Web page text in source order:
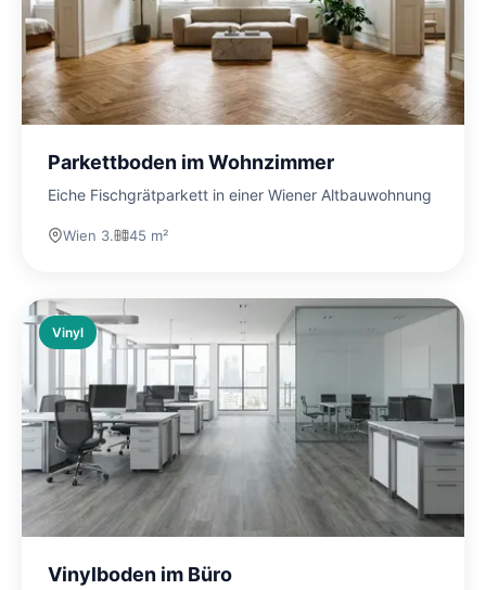
Parkettboden im Wohnzimmer
Eiche Fischgrätparkett in einer Wiener Altbauwohnung
Wien 3. 45 m²
Vinyl
Vinylboden im Büro